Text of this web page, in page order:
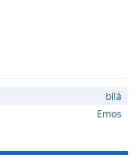
bílá
Emos